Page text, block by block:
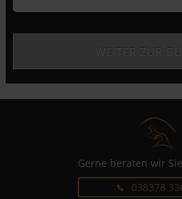
Gerne beraten wir
038378